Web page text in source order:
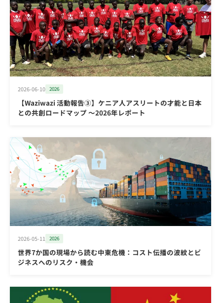
2026-06-10 2026
【Waziwazi 活動報告③】ケニア人アスリートの才能と日本
との共創ロードマップ ～2026年レポート
2026-05-11 2026
世界7か国の現場から読む中東危機：コスト伝播の波紋とビ
ジネスへのリスク・機会